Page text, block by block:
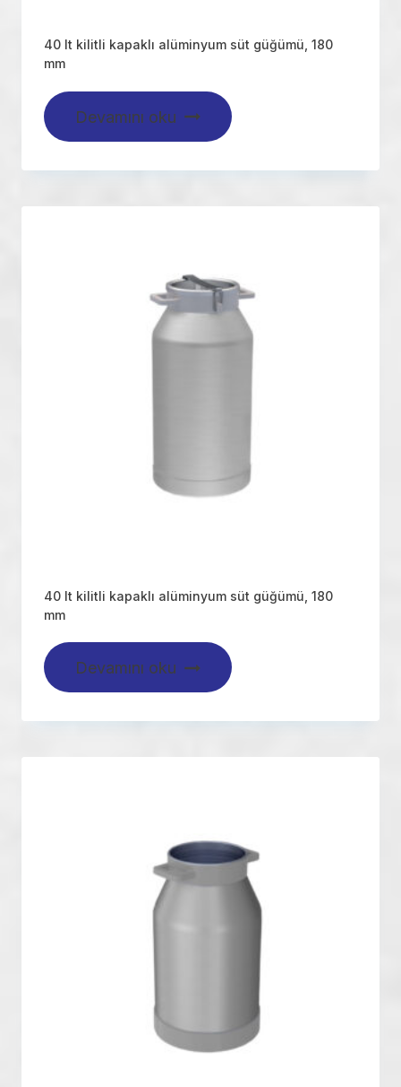
40 lt kilitli kapaklı alüminyum süt güğümü, 180
mm
Devamını oku
40 lt kilitli kapaklı alüminyum süt güğümü, 180
mm
Devamını oku